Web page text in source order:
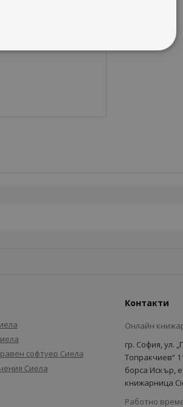
софтуер Сиела
Сиела
Контакти
Онлайн
гр. София, ул.
Топракчиев“
борса Искър,
книжарница
Работно